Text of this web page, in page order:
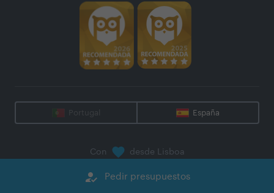
how_to_reg Pedir presupuestos
Portugal España
Con desde Lisboa
Zaask - Plataforma Digital, S.A.